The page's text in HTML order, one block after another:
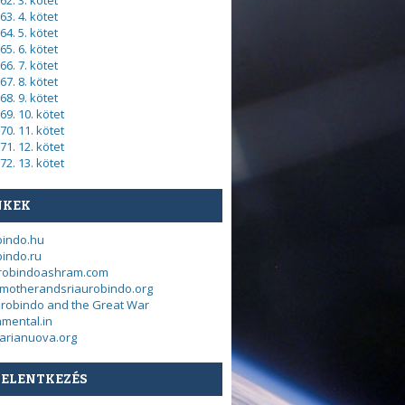
4. kötet
5. kötet
6. kötet
7. kötet
8. kötet
9. kötet
10. kötet
11. kötet
12. kötet
13. kötet
and the Great War